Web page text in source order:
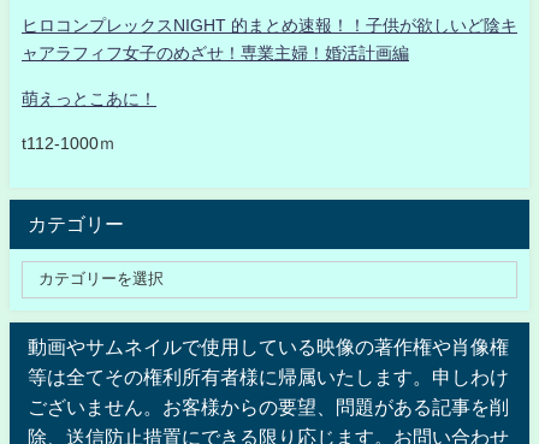
ヒロコンプレックスNIGHT 的まとめ速報！！子供が欲しいど陰キ
ャアラフィフ女子のめざせ！専業主婦！婚活計画編
萌えっとこあに！
t112-1000ｍ
カテゴリー
動画やサムネイルで使用している映像の著作権や肖像権
等は全てその権利所有者様に帰属いたします。申しわけ
ございません。お客様からの要望、問題がある記事を削
除、送信防止措置にできる限り応じます。お問い合わせ